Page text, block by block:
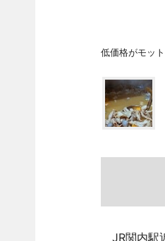
低価格がモッ
JR関内駅